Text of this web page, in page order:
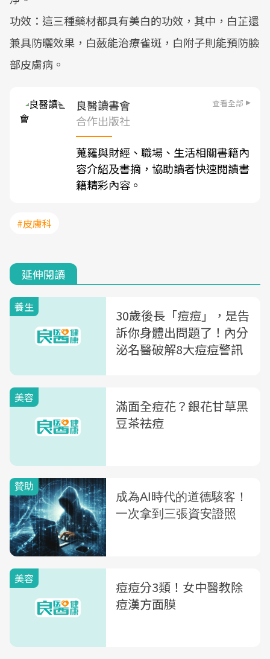
功效：這三種藥材都具有美白的功效，其中，白芷還
兼具防曬效果，白蘞能治療雀斑，白附子則能預防臉
部皮膚病。
良醫讀書會 查看全部
合作出版社
蒐羅與財經、職場、生活相關書籍內
容介紹及書摘，協助讀者快速閱讀書
籍精彩內容。
#皮膚科
延伸閱讀
養生
30歲後長「痘痘」，是告
訴你身體出問題了！內分
泌名醫破解8大痘痘警訊
美容
滿面全痘花？銀花甘草黑
豆茶祛痘
美容
痘痘分3類！女中醫教除
痘漢方面膜